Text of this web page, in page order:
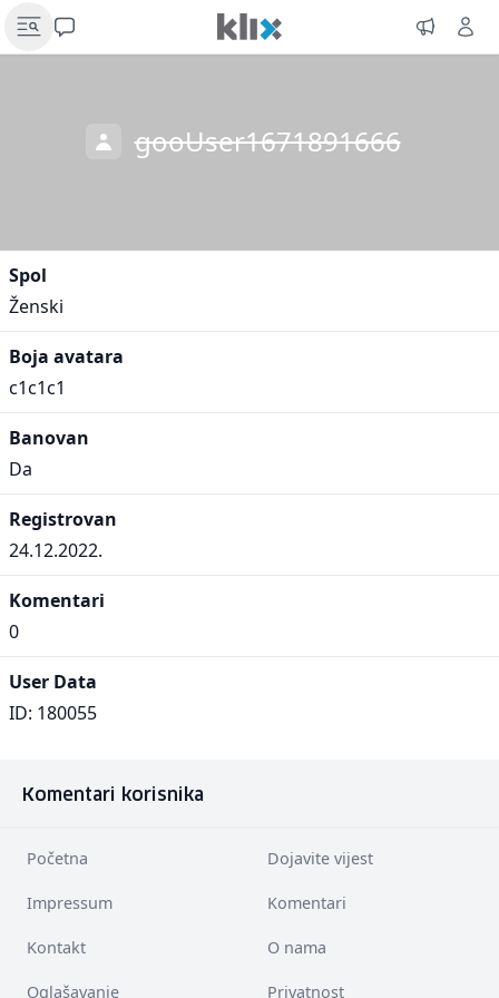
gooUser1671891666
Spol
Ženski
Boja avatara
c1c1c1
Banovan
Da
Registrovan
24.12.2022.
Komentari
0
User Data
ID: 180055
Komentari korisnika
Početna Dojavite vijest
Impressum Komentari
Kontakt O nama
Oglašavanje Privatnost